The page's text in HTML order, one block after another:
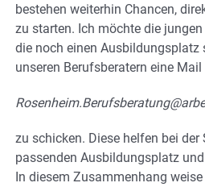
bestehen weiterhin Chancen,
zu starten. Ich möchte die
die noch einen Ausbildungsplatz
unseren Berufsberatern eine Mail
zu schicken. Diese helfen bei der
passenden Ausbildungsplatz
In diesem Zusammenhang